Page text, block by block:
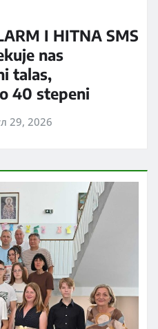
I HITNA SMS
nas
talas,
40 stepeni
29, 2026